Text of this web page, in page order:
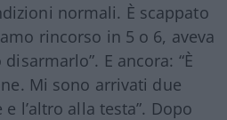
normali. È scappato
rincorso in 5 o 6, aveva
E ancora: “È
Mi sono arrivati due
l’altro alla testa”. Dopo